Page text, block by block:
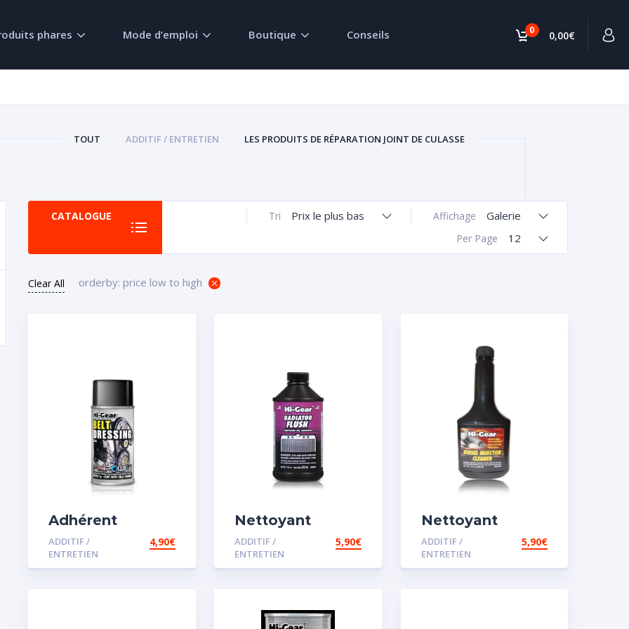
0 0,00€
phares Mode d’emploi Boutique Conseils
TOUT ADDITIF / ENTRETIEN LES PRODUITS DE RÉPARATION JOINT DE CULASSE
CATALOGUE Affichage Galerie
Tri Prix le plus bas
Per Page 12
Clear All orderby: price low to high
Adhérent
courroie
ADDITIF /
ENTRETIEN
4,90€
Nettoyant
radiateur
ADDITIF /
ENTRETIEN
5,90€
Nettoyant
injecteur diesel
ADDITIF /
ENTRETIEN
5,90€